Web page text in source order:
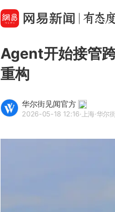
Agent开始接管
重构
华尔街见闻官方
2026-05-18 12:16·上海·华尔